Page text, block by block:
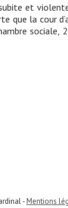
subite et
que la cour
sociale,
-Mentions